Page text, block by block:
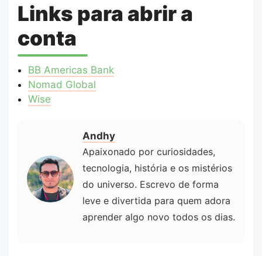
Links para abrir a
conta
BB Americas Bank
Nomad Global
Wise
Andhy
Apaixonado por curiosidades,
tecnologia, história e os mistérios
do universo. Escrevo de forma
leve e divertida para quem adora
aprender algo novo todos os dias.